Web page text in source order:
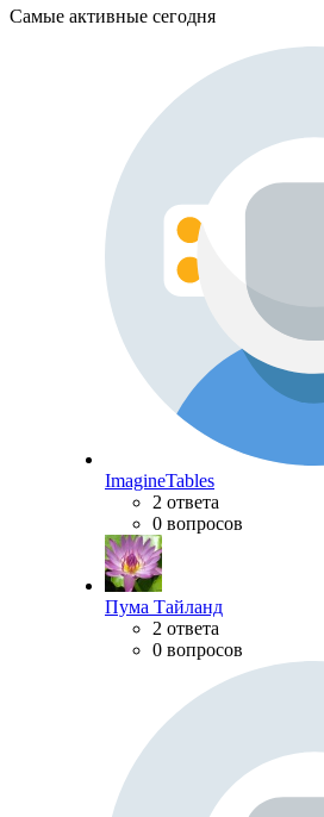
Самые активные сегодня
ImagineTables
2 ответа
0 вопросов
Пума Тайланд
2 ответа
0 вопросов